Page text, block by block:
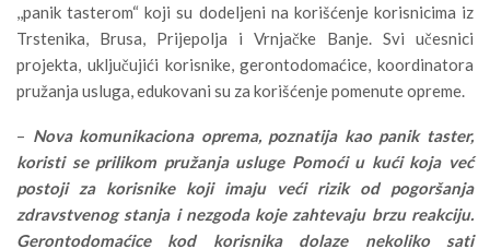
,,panik tasterom“ koji su dodeljeni na korišćenje korisnicima iz
Trstenika, Brusa, Prijepolja i Vrnjačke Banje. Svi učesnici
projekta, uključujići korisnike, gerontodomaćice, koordinatora
pružanja usluga, edukovani su za korišćenje pomenute opreme.
– Nova komunikaciona oprema, poznatija kao panik taster,
koristi se prilikom pružanja usluge Pomoći u kući koja već
postoji za korisnike koji imaju veći rizik od pogoršanja
zdravstvenog stanja i nezgoda koje zahtevaju brzu reakciju.
Gerontodomaćice kod korisnika dolaze nekoliko sati